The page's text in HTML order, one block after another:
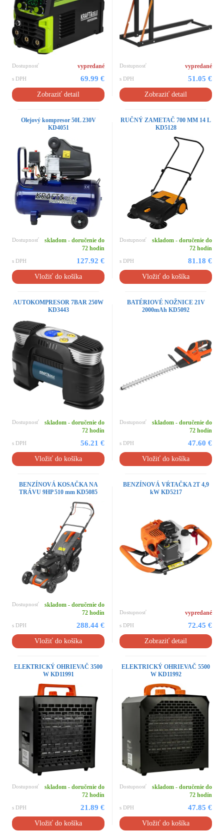
Dostupnosť vypredané
s DPH 69.99 €
Zobraziť detail
Dostupnosť vypredané
s DPH 51.05 €
Zobraziť detail
Olejový kompresor 50L 230V
KD4051
Dostupnosť
skladom - doručenie do
72 hodín
s DPH 127.92 €
Vložiť do košíka
RUČNÝ ZAMETAČ 700 MM 14 L
KD5128
Dostupnosť
skladom - doručenie do
72 hodín
s DPH 81.18 €
Vložiť do košíka
AUTOKOMPRESOR 7BAR 250W
KD3443
Dostupnosť
skladom - doručenie do
72 hodín
s DPH 56.21 €
Vložiť do košíka
BATÉRIOVÉ NOŽNICE 21V
2000mAh KD5092
Dostupnosť
skladom - doručenie do
72 hodín
s DPH 47.60 €
Vložiť do košíka
BENZÍNOVÁ KOSAČKA NA
TRÁVU 9HP 510 mm KD5085
Dostupnosť
skladom - doručenie do
72 hodín
s DPH 288.44 €
Vložiť do košíka
BENZÍNOVÁ VŔTAČKA 2T 4,9
kW KD5217
Dostupnosť vypredané
s DPH 72.45 €
Zobraziť detail
ELEKTRICKÝ OHRIEVAČ 3500
W KD11991
Dostupnosť
skladom - doručenie do
72 hodín
s DPH 21.89 €
Vložiť do košíka
ELEKTRICKÝ OHRIEVAČ 5500
W KD11992
Dostupnosť
skladom - doručenie do
72 hodín
s DPH 47.85 €
Vložiť do košíka